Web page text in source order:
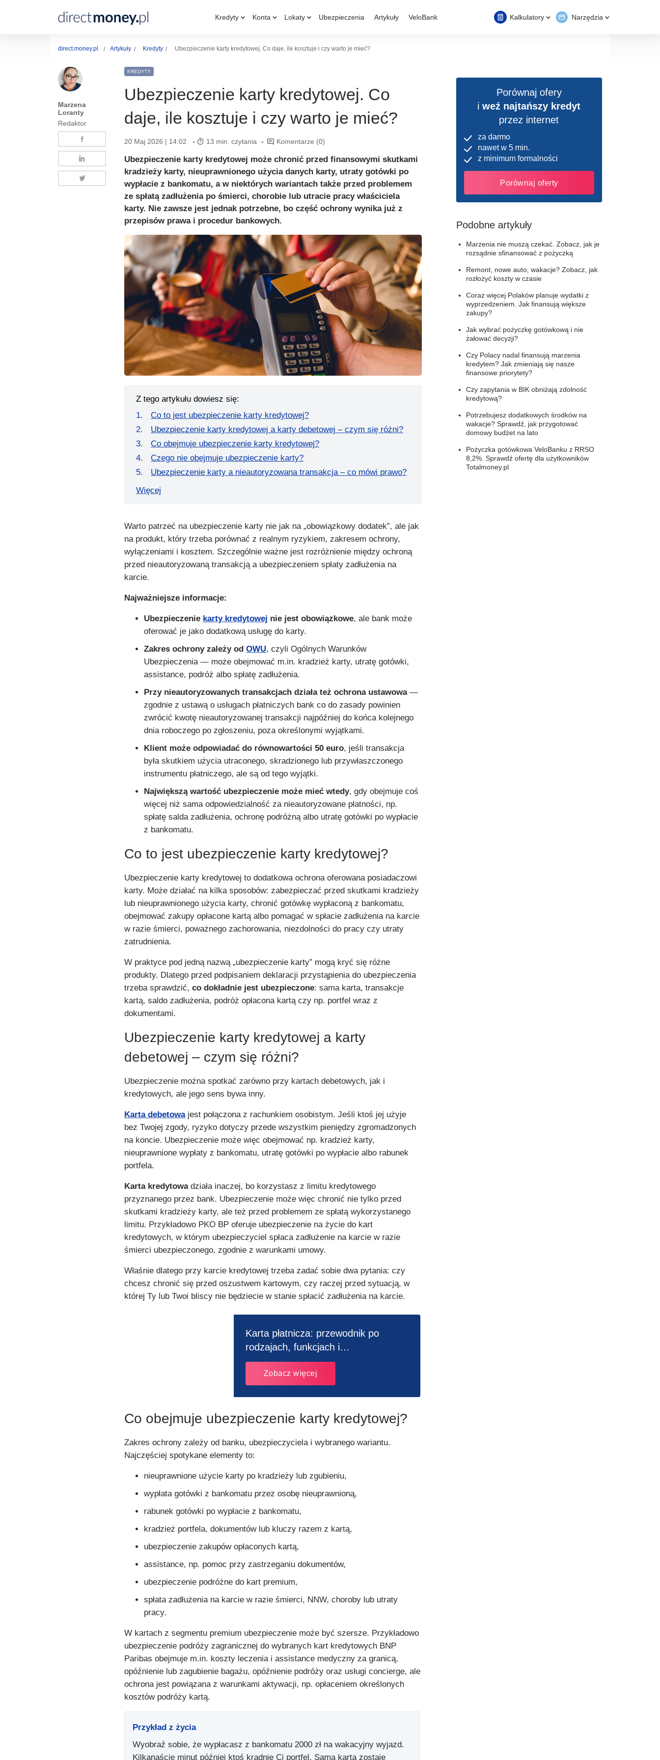
Kredyty Konta Lokaty Ubezpieczenia Artykuły VeloBank Kalkulatory Narzędzia
direct.money.pl Artykuły Kredyty Ubezpieczenie karty kredytowej. Co daje, ile kosztuje i czy warto je mieć?
Marzena
Loranty
Redaktor
KREDYTY
Ubezpieczenie karty kredytowej. Co
daje, ile kosztuje i czy warto je mieć?
20 Maj 2026 | 14:02 13 min. czytania Komentarze (0)
Ubezpieczenie karty kredytowej może chronić przed finansowymi skutkami
kradzieży karty, nieuprawnionego użycia danych karty, utraty gotówki po
wypłacie z bankomatu, a w niektórych wariantach także przed problemem
ze spłatą zadłużenia po śmierci, chorobie lub utracie pracy właściciela
karty. Nie zawsze jest jednak potrzebne, bo część ochrony wynika już z
przepisów prawa i procedur bankowych.
Z tego artykułu dowiesz się:
Co to jest ubezpieczenie karty kredytowej?
Ubezpieczenie karty kredytowej a karty debetowej – czym się różni?
Co obejmuje ubezpieczenie karty kredytowej?
Czego nie obejmuje ubezpieczenie karty?
Ubezpieczenie karty a nieautoryzowana transakcja – co mówi prawo?
Więcej
Warto patrzeć na ubezpieczenie karty nie jak na „obowiązkowy dodatek”, ale jak
na produkt, który trzeba porównać z realnym ryzykiem, zakresem ochrony,
wyłączeniami i kosztem. Szczególnie ważne jest rozróżnienie między ochroną
przed nieautoryzowaną transakcją a ubezpieczeniem spłaty zadłużenia na
karcie.
Najważniejsze informacje:
Ubezpieczenie karty kredytowej nie jest obowiązkowe, ale bank może
oferować je jako dodatkową usługę do karty.
Zakres ochrony zależy odOWU, czyli Ogólnych Warunków
Ubezpieczenia — może obejmować m.in. kradzież karty, utratę gotówki,
assistance, podróż albo spłatę zadłużenia.
Przy nieautoryzowanych transakcjach działa też ochrona ustawowa—
zgodnie z ustawą o usługach płatniczych bank co do zasady powinien
zwrócić kwotę nieautoryzowanej transakcji najpóźniej do końca kolejnego
dnia roboczego po zgłoszeniu, poza określonymi wyjątkami.
Klient może odpowiadać do równowartości 50 euro, jeśli transakcja
była skutkiem użycia utraconego, skradzionego lub przywłaszczonego
instrumentu płatniczego, ale są od tego wyjątki.
Największą wartość ubezpieczenie może mieć wtedy, gdy obejmuje coś
więcej niż sama odpowiedzialność za nieautoryzowane płatności, np.
spłatę salda zadłużenia, ochronę podróżną albo utratę gotówki po wypłacie
z bankomatu.
Co to jest ubezpieczenie karty kredytowej?
Ubezpieczenie karty kredytowej to dodatkowa ochrona oferowana posiadaczowi
karty. Może działać na kilka sposobów: zabezpieczać przed skutkami kradzieży
lub nieuprawnionego użycia karty, chronić gotówkę wypłaconą z bankomatu,
obejmować zakupy opłacone kartą albo pomagać w spłacie zadłużenia na karcie
w razie śmierci, poważnego zachorowania, niezdolności do pracy czy utraty
zatrudnienia.
W praktyce pod jedną nazwą „ubezpieczenie karty” mogą kryć się różne
produkty. Dlatego przed podpisaniem deklaracji przystąpienia do ubezpieczenia
trzeba sprawdzić,co dokładnie jest ubezpieczone: sama karta, transakcje
kartą, saldo zadłużenia, podróż opłacona kartą czy np. portfel wraz z
dokumentami.
Ubezpieczenie karty kredytowej a karty
debetowej – czym się różni?
Ubezpieczenie można spotkać zarówno przy kartach debetowych, jak i
kredytowych, ale jego sens bywa inny.
Karta debetowajest połączona z rachunkiem osobistym. Jeśli ktoś jej użyje
bez Twojej zgody, ryzyko dotyczy przede wszystkim pieniędzy zgromadzonych
na koncie. Ubezpieczenie może więc obejmować np. kradzież karty,
nieuprawnione wypłaty z bankomatu, utratę gotówki po wypłacie albo rabunek
portfela.
Karta kredytowadziała inaczej, bo korzystasz z limitu kredytowego
przyznanego przez bank. Ubezpieczenie może więc chronić nie tylko przed
skutkami kradzieży karty, ale też przed problemem ze spłatą wykorzystanego
limitu. Przykładowo PKO BP oferuje ubezpieczenie na życie do kart
kredytowych, w którym ubezpieczyciel spłaca zadłużenie na karcie w razie
śmierci ubezpieczonego, zgodnie z warunkami umowy.
Właśnie dlatego przy karcie kredytowej trzeba zadać sobie dwa pytania: czy
chcesz chronić się przed oszustwem kartowym, czy raczej przed sytuacją, w
której Ty lub Twoi bliscy nie będziecie w stanie spłacić zadłużenia na karcie.
Karta płatnicza: przewodnik po
rodzajach, funkcjach i
bezpieczeństwie
Zobacz więcej
Co obejmuje ubezpieczenie karty kredytowej?
Zakres ochrony zależy od banku, ubezpieczyciela i wybranego wariantu.
Najczęściej spotykane elementy to:
nieuprawnione użycie karty po kradzieży lub zgubieniu,
wypłata gotówki z bankomatu przez osobę nieuprawnioną,
rabunek gotówki po wypłacie z bankomatu,
kradzież portfela, dokumentów lub kluczy razem z kartą,
ubezpieczenie zakupów opłaconych kartą,
assistance, np. pomoc przy zastrzeganiu dokumentów,
ubezpieczenie podróżne do kart premium,
spłata zadłużenia na karcie w razie śmierci, NNW, choroby lub utraty
pracy.
W kartach z segmentu premium ubezpieczenie może być szersze. Przykładowo
ubezpieczenie podróży zagranicznej do wybranych kart kredytowych BNP
Paribas obejmuje m.in. koszty leczenia i assistance medyczny za granicą,
opóźnienie lub zagubienie bagażu, opóźnienie podróży oraz usługi concierge, ale
ochrona jest powiązana z warunkami aktywacji, np. opłaceniem określonych
kosztów podróży kartą.
Przykład z życia
Wyobraź sobie, że wypłacasz z bankomatu 2000 zł na wakacyjny wyjazd.
Kilkanaście minut później ktoś kradnie Ci portfel. Sama karta zostaje
Porównaj ofery
iweź najtańszy kredyt
przez internet
za darmo
nawet w 5 min.
z minimum formalności
Porównaj oferty
Podobne artykuły
Marzenia nie muszą czekać. Zobacz, jak je
rozsądnie sfinansować z pożyczką
Remont, nowe auto, wakacje? Zobacz, jak
rozłożyć koszty w czasie
Coraz więcej Polaków planuje wydatki z
wyprzedzeniem. Jak finansują większe
zakupy?
Jak wybrać pożyczkę gotówkową i nie
żałować decyzji?
Czy Polacy nadal finansują marzenia
kredytem? Jak zmieniają się nasze
finansowe priorytety?
Czy zapytania w BIK obniżają zdolność
kredytową?
Potrzebujesz dodatkowych środków na
wakacje? Sprawdź, jak przygotować
domowy budżet na lato
Pożyczka gotówkowa VeloBanku z RRSO
8,2%. Sprawdź ofertę dla użytkowników
Totalmoney.pl